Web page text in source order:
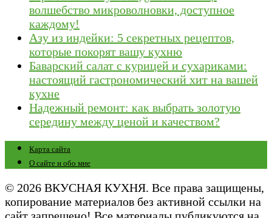
волшебство микроволновки, доступное
каждому!
Азу из индейки: 5 секретных рецептов,
которые покорят вашу кухню
Баварский салат с курицей и сухариками:
настоящий гастрономический хит на вашей
кухне
Надежный ремонт: как выбрать золотую
середину между ценой и качеством?
Карта сайта
О сайте и обо мне
© 2026 ВКУСНАЯ КУХНЯ. Все права защищены,
копирование материалов без активной ссылки на